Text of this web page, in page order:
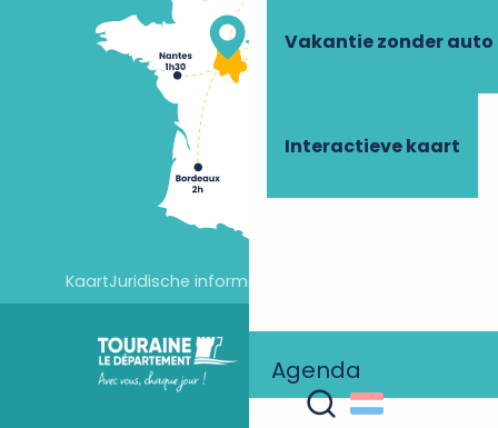
Vakantie zonder auto
Interactieve kaart
Agenda
KaartJuridische informatie